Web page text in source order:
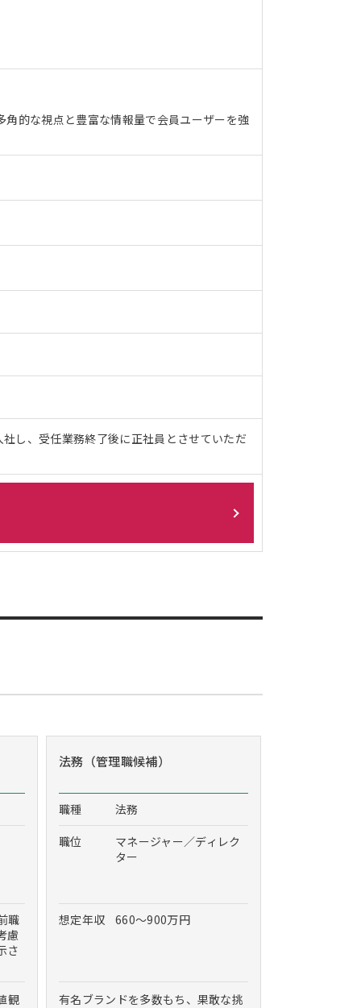
的な視点と豊富な情報量で会員ユーザーを強
し、受任業務終了後に正社員とさせていただ
職
慮
さ
観
法務（管理職候補）
職種
法務
職位
マネージャー／ディレク
ター
想定年収 660～900万円
有名ブランドを多数もち、果敢な挑